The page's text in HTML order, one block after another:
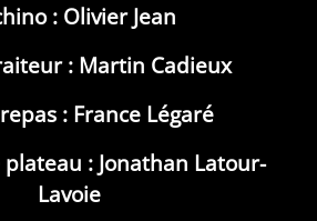
: Olivier Jean
: Martin Cadieux
: France Légaré
: Jonathan Latour-
Lavoie